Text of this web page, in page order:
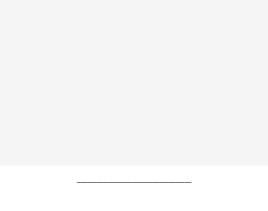
----------------------------------------------------------------